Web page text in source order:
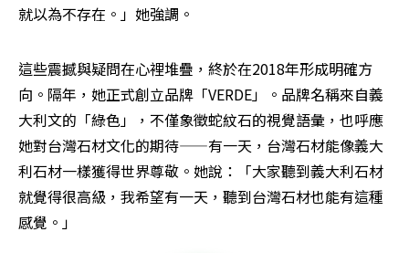
就以為不存在。」她強調。
這些震撼與疑問在心裡堆疊，終於在2018年形成明確方
向。隔年，她正式創立品牌「VERDE」。品牌名稱來自義
大利文的「綠色」，不僅象徵蛇紋石的視覺語彙，也呼應
她對台灣石材文化的期待——有一天，台灣石材能像義大
利石材一樣獲得世界尊敬。她說：「大家聽到義大利石材
就覺得很高級，我希望有一天，聽到台灣石材也能有這種
感覺。」